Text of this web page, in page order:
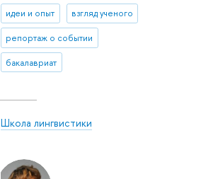
идеи и опыт взгляд ученого
репортаж о событии
бакалавриат
Школа лингвистики